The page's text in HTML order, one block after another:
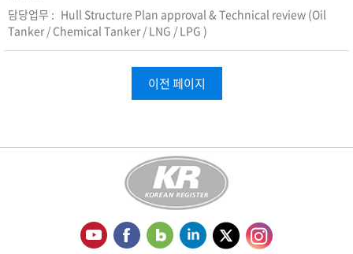
Hull Structure Plan approval & Technical review (Oil
Tanker / Chemical Tanker / LNG / LPG )